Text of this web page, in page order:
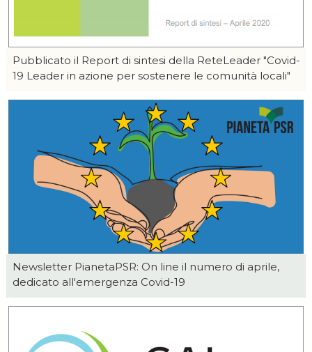
Pubblicato il Report di sintesi della ReteLeader "Covid-
19 Leader in azione per sostenere le comunità locali"
Newsletter PianetaPSR: On line il numero di aprile,
dedicato all'emergenza Covid-19